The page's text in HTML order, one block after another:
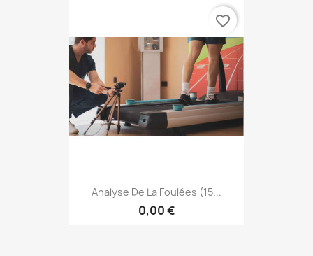
Analyse De La Foulées (15...
0,00 €
favorite_border